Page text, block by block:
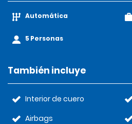
Automática
5 Personas
También incluye
Interior de cuero
Airbags